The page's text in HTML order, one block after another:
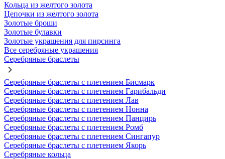
Кольца из желтого золота
Цепочки из желтого золота
Золотые броши
Золотые булавки
Золотые украшения для пирсинга
Все серебряные украшения
Серебряные браслеты
Серебряные браслеты с плетением Бисмарк
Серебряные браслеты с плетением Гарибальди
Серебряные браслеты с плетением Лав
Серебряные браслеты с плетением Нонна
Серебряные браслеты с плетением Панцирь
Серебряные браслеты с плетением Ромб
Серебряные браслеты с плетением Сингапур
Серебряные браслеты с плетением Якорь
Серебряные кольца